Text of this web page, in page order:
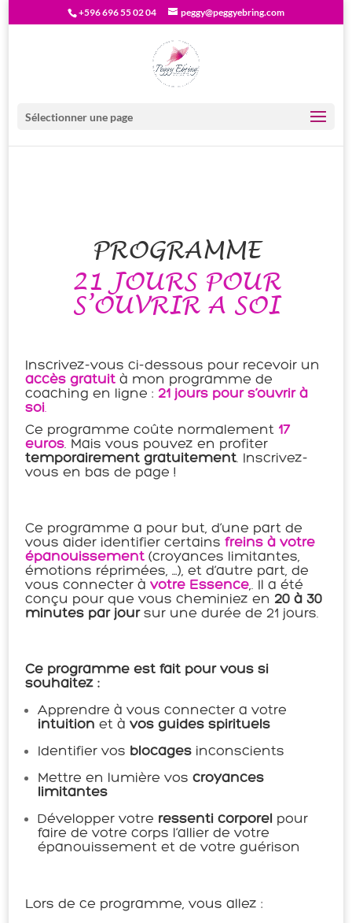
+596 696 55 02 04 peggy@peggyebring.com
Sélectionner une page
PROGRAMME
21 JOURS POUR
S’OUVRIR A SOI
Inscrivez-vous ci-dessous pour recevoir un
accès gratuit à mon programme de
coaching en ligne : 21 jours pour s’ouvrir à
soi.
Ce programme coûte normalement 17
euros. Mais vous pouvez en profiter
temporairement gratuitement. Inscrivez-
vous en bas de page !
Ce programme a pour but, d’une part de
vous aider identifier certainsfreins à votre
épanouissement (croyances limitantes,
émotions réprimées, …), et d’autre part, de
vous connecter àvotre Essence,. Il a été
conçu pour que vous cheminiez en 20 à 30
minutes par joursur une durée de 21 jours.
Ce programme est fait pour vous si
souhaitez :
Apprendre à vous connecter a votre
intuition et àvos guides spirituels
Identifier vos blocages inconscients
Mettre en lumière voscroyances
limitantes
Développer votre ressenti corporel pour
faire de votre corps l’allier de votre
épanouissement et de votre guérison
Lors de ce programme, vous allez :